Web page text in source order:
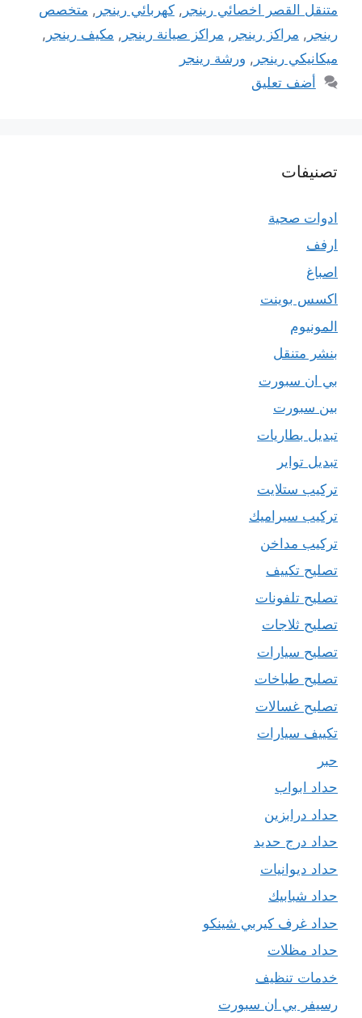
متنقل القصر اخصائي رينجر , كهربائي رينجر , متخصص
رينجر , مراكز رينجر , مراكز صيانة رينجر , مكيف رينجر ,
ميكانيكي رينجر , ورشة رينجر
أضف تعليق
تصنيفات
ادوات صحية
ارفف
اصباغ
اكسس بوينت
المونيوم
بنشر متنقل
بي ان سبورت
بين سبورت
تبديل بطاريات
تبديل تواير
تركيب ستلايت
تركيب سيراميك
تركيب مداخن
تصليح تكييف
تصليح تلفونات
تصليح ثلاجات
تصليح سيارات
تصليح طباخات
تصليح غسالات
تكييف سيارات
حبر
حداد ابواب
حداد درابزين
حداد درج حديد
حداد ديوانيات
حداد شبابيك
حداد غرف كيربي شينكو
حداد مظلات
خدمات تنظيف
رسيفر بي ان سبورت